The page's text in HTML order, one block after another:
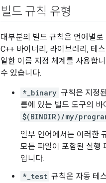
빌드 규칙 유형
대부분의 빌드 규칙은 언어별
C++ 바이너리, 라이브러리, 테
일한 이름 지정 체계를 사용합
수 있습니다.
*_binary 규칙은 지정
름에 있는 빌드 도구의
$(BINDIR)/my/
일부 언어에서는 이러한
모든 파일이 포함된 실행
입니다.
*_test 규칙은 자동 테